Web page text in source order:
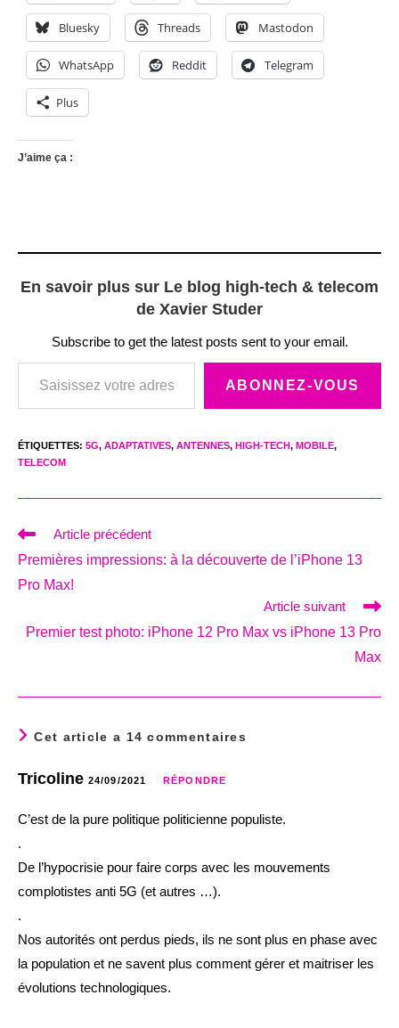
Bluesky Threads Mastodon
WhatsApp Reddit Telegram
Plus
J’aime ça :
En savoir plus sur Le blog high-tech & telecom
de Xavier Studer
Subscribe to get the latest posts sent to your email.
Saisissez votre adresse e-mail…
ABONNEZ-VOUS
ÉTIQUETTES: 5G, ADAPTATIVES, ANTENNES, HIGH-TECH, MOBILE,
TELECOM
Read
articles
Article précédent
Premières impressions: à la découverte de l’iPhone 13
Pro Max!
Article suivant
Premier test photo: iPhone 12 Pro Max vs iPhone 13 Pro
Max
Cet article a 14 commentaires
Tricoline 24/09/2021 RÉPONDRE
C’est de la pure politique politicienne populiste.
.
De l’hypocrisie pour faire corps avec les mouvements
complotistes anti 5G (et autres …).
.
Nos autorités ont perdus pieds, ils ne sont plus en phase avec
la population et ne savent plus comment gérer et maitriser les
évolutions technologiques.